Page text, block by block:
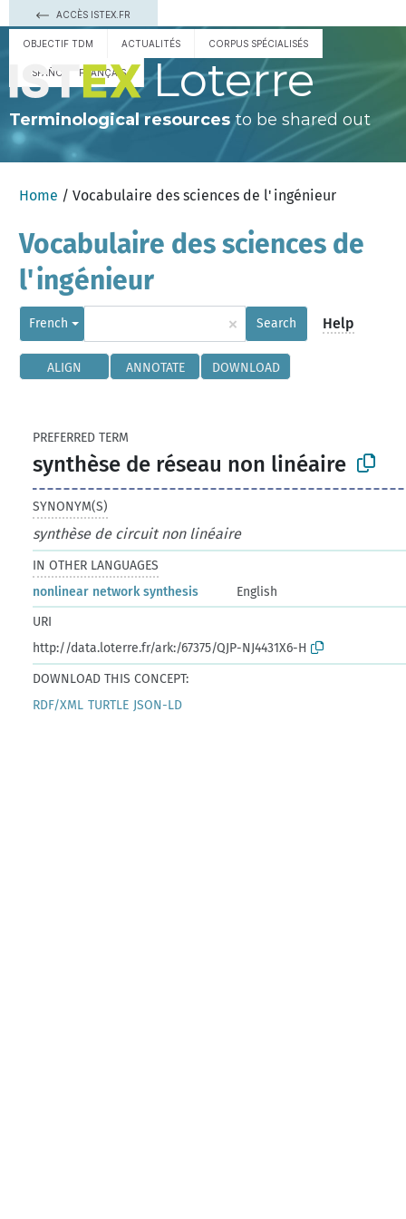
ACCÈS ISTEX.FR
OBJECTIF TDM ACTUALITÉS CORPUS SPÉCIALISÉS
ESPAÑOL FRANÇAIS Loterre
Terminological resourcesto be shared out
Home / Vocabulaire des sciences de l'ingénieur
Vocabulaire des sciences de
l'ingénieur
French × Search Help
ALIGN ANNOTATE DOWNLOAD
PREFERRED TERM
synthèse de réseau non linéaire
SYNONYM(S)
synthèse de circuit non linéaire
IN OTHER LANGUAGES
nonlinear network synthesis
English
URI
http://data.loterre.fr/ark:/67375/QJP-NJ4431X6-H
DOWNLOAD THIS CONCEPT:
RDF/XML TURTLE JSON-LD